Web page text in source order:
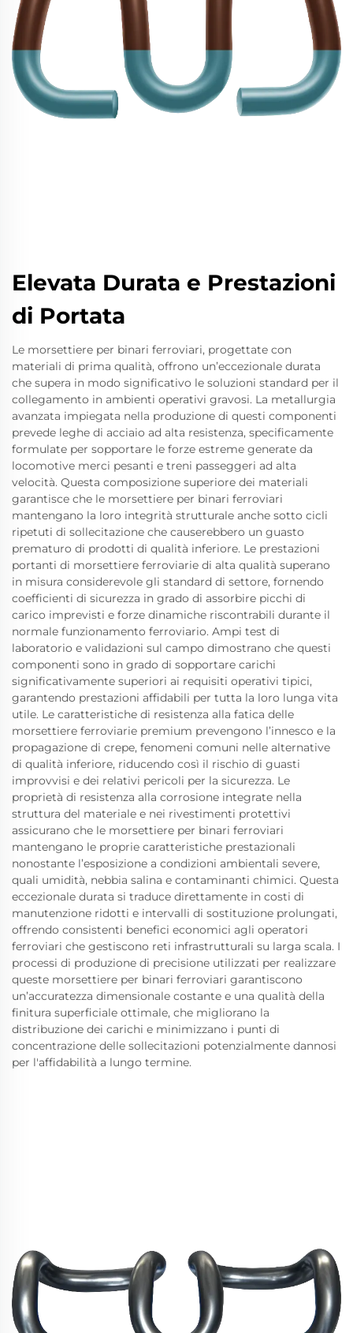
Elevata Durata e Prestazioni
di Portata
Le morsettiere per binari ferroviari, progettate con
materiali di prima qualità, offrono un’eccezionale durata
che supera in modo significativo le soluzioni standard per il
collegamento in ambienti operativi gravosi. La metallurgia
avanzata impiegata nella produzione di questi componenti
prevede leghe di acciaio ad alta resistenza, specificamente
formulate per sopportare le forze estreme generate da
locomotive merci pesanti e treni passeggeri ad alta
velocità. Questa composizione superiore dei materiali
garantisce che le morsettiere per binari ferroviari
mantengano la loro integrità strutturale anche sotto cicli
ripetuti di sollecitazione che causerebbero un guasto
prematuro di prodotti di qualità inferiore. Le prestazioni
portanti di morsettiere ferroviarie di alta qualità superano
in misura considerevole gli standard di settore, fornendo
coefficienti di sicurezza in grado di assorbire picchi di
carico imprevisti e forze dinamiche riscontrabili durante il
normale funzionamento ferroviario. Ampi test di
laboratorio e validazioni sul campo dimostrano che questi
componenti sono in grado di sopportare carichi
significativamente superiori ai requisiti operativi tipici,
garantendo prestazioni affidabili per tutta la loro lunga vita
utile. Le caratteristiche di resistenza alla fatica delle
morsettiere ferroviarie premium prevengono l’innesco e la
propagazione di crepe, fenomeni comuni nelle alternative
di qualità inferiore, riducendo così il rischio di guasti
improvvisi e dei relativi pericoli per la sicurezza. Le
proprietà di resistenza alla corrosione integrate nella
struttura del materiale e nei rivestimenti protettivi
assicurano che le morsettiere per binari ferroviari
mantengano le proprie caratteristiche prestazionali
nonostante l’esposizione a condizioni ambientali severe,
quali umidità, nebbia salina e contaminanti chimici. Questa
eccezionale durata si traduce direttamente in costi di
manutenzione ridotti e intervalli di sostituzione prolungati,
offrendo consistenti benefici economici agli operatori
ferroviari che gestiscono reti infrastrutturali su larga scala. I
processi di produzione di precisione utilizzati per realizzare
queste morsettiere per binari ferroviari garantiscono
un’accuratezza dimensionale costante e una qualità della
finitura superficiale ottimale, che migliorano la
distribuzione dei carichi e minimizzano i punti di
concentrazione delle sollecitazioni potenzialmente dannosi
per l'affidabilità a lungo termine.